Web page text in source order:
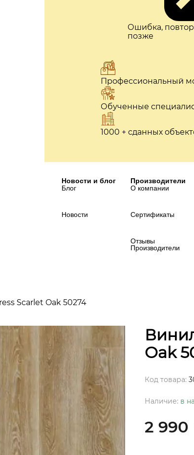
Ошибка,
позже
Профессиональный
Обученные
1000 + сданных
Новости и блог
Блог
Новости
Производители
О компании
Сертификаты
Отзывы
Производители
Scarlet Oak 50274
Oak
Код товара:
Наличие: в
2 990